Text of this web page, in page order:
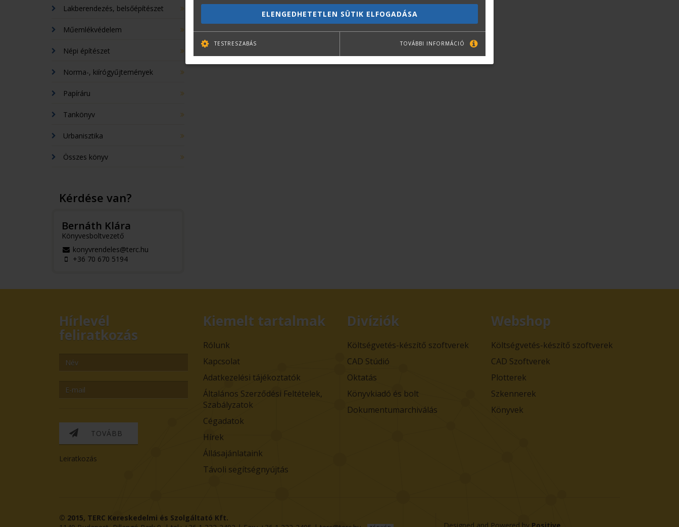
Lakberendezés, belsőépítészet
Műemlékvédelem
Népi építészet
Norma-, kiírógyűjtemények
Papíráru
Tankönyv
Urbanisztika
Összes könyv
Kérdése van?
Bernáth Klára
Könyvesboltvezető
konyvrendeles@terc.hu
+36 70 670 5194
Hírlevél
feliratkozás
TOVÁBB
Leiratkozás
Kiemelt tartalmak
Rólunk
Kapcsolat
Adatkezelési tájékoztatók
Általános Szerződési Feltételek,
Szabályzatok
Cégadatok
Hírek
Állásajánlataink
Távoli segítségnyújtás
Divíziók
Költségvetés-készítő szoftverek
CAD Stúdió
Oktatás
Könyvkiadó és bolt
Dokumentumarchiválás
Webshop
Költségvetés-készítő szoftverek
CAD Szoftverek
Plotterek
Szkennerek
Könyvek
© 2015, TERC Kereskedelmi és Szolgáltató Kft.
ELENGEDHETETLEN SÜTIK ELFOGADÁSA
TESTRESZABÁS TOVÁBBI INFORMÁCIÓ